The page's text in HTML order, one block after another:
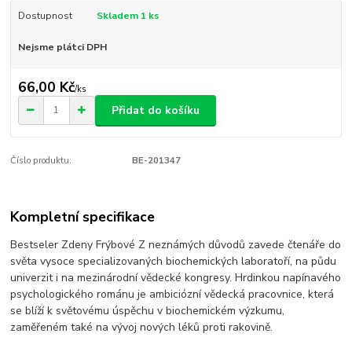
Dostupnost Skladem 1 ks
Nejsme plátci DPH
66,00 Kč/ks
Přidat do košíku
Číslo produktu: BE-201347
Kompletní specifikace
Bestseler Zdeny Frýbové Z neznámých důvodů zavede čtenáře do
světa vysoce specializovaných biochemických laboratoří, na půdu
univerzit i na mezinárodní vědecké kongresy. Hrdinkou napínavého
psychologického románu je ambiciózní vědecká pracovnice, která
se blíží k světovému úspěchu v biochemickém výzkumu,
zaměřeném také na vývoj nových léků proti rakovině.